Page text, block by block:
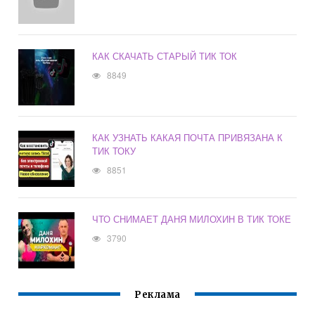
КАК СКАЧАТЬ СТАРЫЙ ТИК ТОК
8849
КАК УЗНАТЬ КАКАЯ ПОЧТА ПРИВЯЗАНА К
ТИК ТОКУ
8851
ЧТО СНИМАЕТ ДАНЯ МИЛОХИН В ТИК ТОКЕ
3790
Реклама